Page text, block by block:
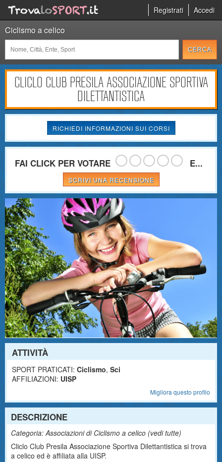
Registrati Accedi
Ciclismo a celico
CLICLO CLUB PRESILA ASSOCIAZIONE SPORTIVA
DILETTANTISTICA
RICHIEDI INFORMAZIONI SUI CORSI
FAI CLICK PER VOTARE E...
SCRIVI UNA RECENSIONE
ATTIVITÀ
SPORT PRATICATI: Ciclismo, Sci
AFFILIAZIONI: UISP
Migliora questo profilo
DESCRIZIONE
Categoria: Associazioni di Ciclismo a celico (vedi tutte)
Cliclo Club Presila Associazione Sportiva Dilettantistica si trova
a celico ed è affiliata alla UISP.